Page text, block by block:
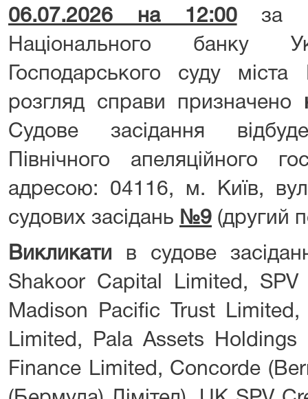
06.07.2026 на 12:00
за
Національного банку
Господарського суду
розгляд справи призначено
Судове засідання
Північного апеляційного
адресою: 04116, м. Київ,
судових засідань №9
Викликати
в судове
Shakoor Capital Limited,
Madison Pacific Trust
Limited, Pala Assets
Finance Limited, Concorde